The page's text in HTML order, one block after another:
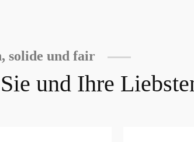
solide und fair
und Ihre